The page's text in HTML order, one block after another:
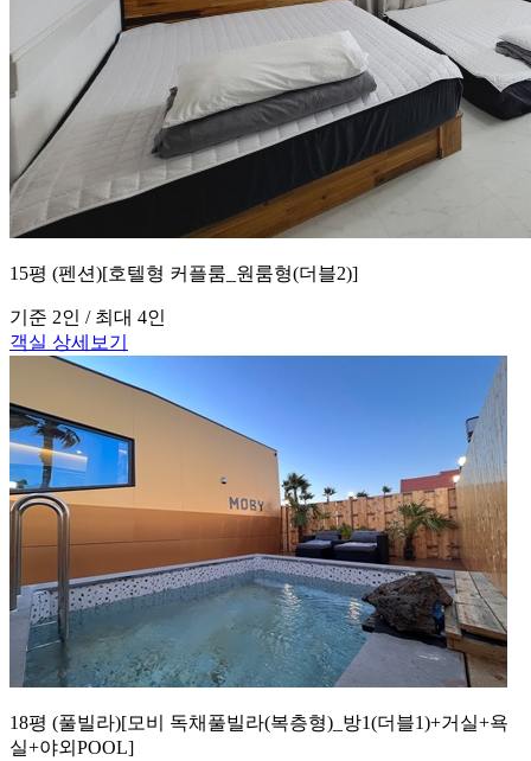
15평 (펜션)[호텔형 커플룸_원룸형(더블2)]
기준 2인 / 최대 4인
객실 상세보기
18평 (풀빌라)[모비 독채풀빌라(복층형)_방1(더블1)+거실+욕
실+야외POOL]